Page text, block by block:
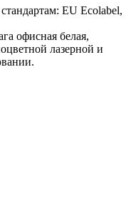
EU Ecolabel,
офисная белая,
лазерной и